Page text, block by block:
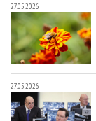
27.05.2026
27.05.2026